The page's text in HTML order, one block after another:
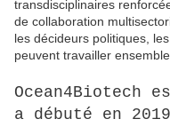
transdisciplinaires
de collaboration
les décideurs politiques,
peuvent travailler ensemble.
Ocean4Biotech
a débuté en